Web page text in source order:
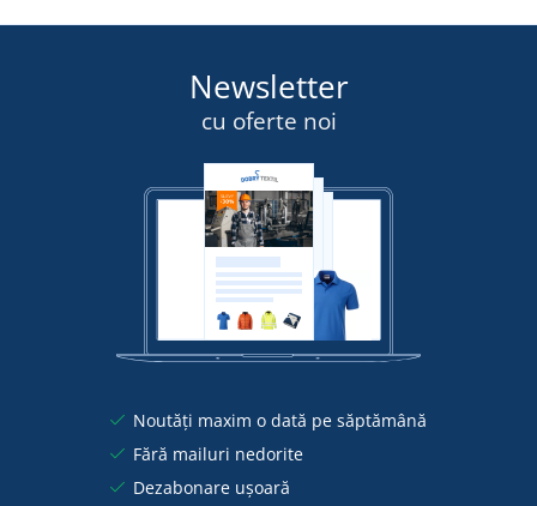
Newsletter
cu oferte noi
Noutăți maxim o dată pe săptămână
Fără mailuri nedorite
Dezabonare ușoară